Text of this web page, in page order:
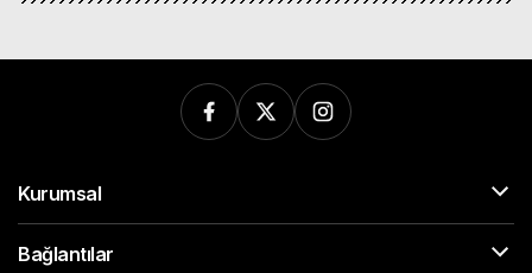
Kurumsal
Bağlantılar